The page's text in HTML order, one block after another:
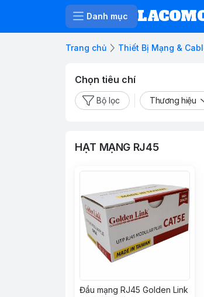
Danh mục
Trang chủ Thiết Bị Mạng &
Chọn tiêu chí
Bộ lọc Thương hiệu
HẠT MẠNG RJ45
Đầu mạng RJ45 Golden Link